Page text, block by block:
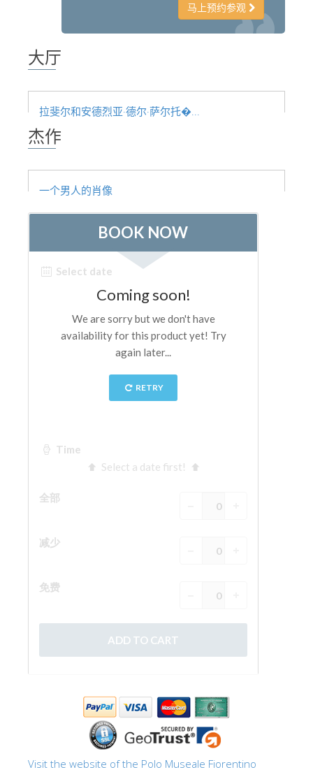
圣母玛利亚
圣十字教堂
现在预定
预约导游
Only Tickets Fast Track Entrance
ZH
ENGLISH
中文
DEUTSCH
FRANÇAIS
马上预约参观
大厅
拉斐尔和安德烈亚·德尔·萨尔托�...
杰作
一个男人的肖像
Visit the website of the Polo Museale Fiorentino